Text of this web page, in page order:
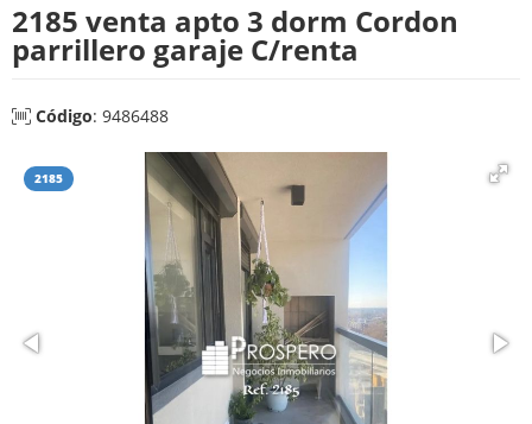
2185 venta apto 3 dorm Cordon
parrillero garaje C/renta
Código: 9486488
2185